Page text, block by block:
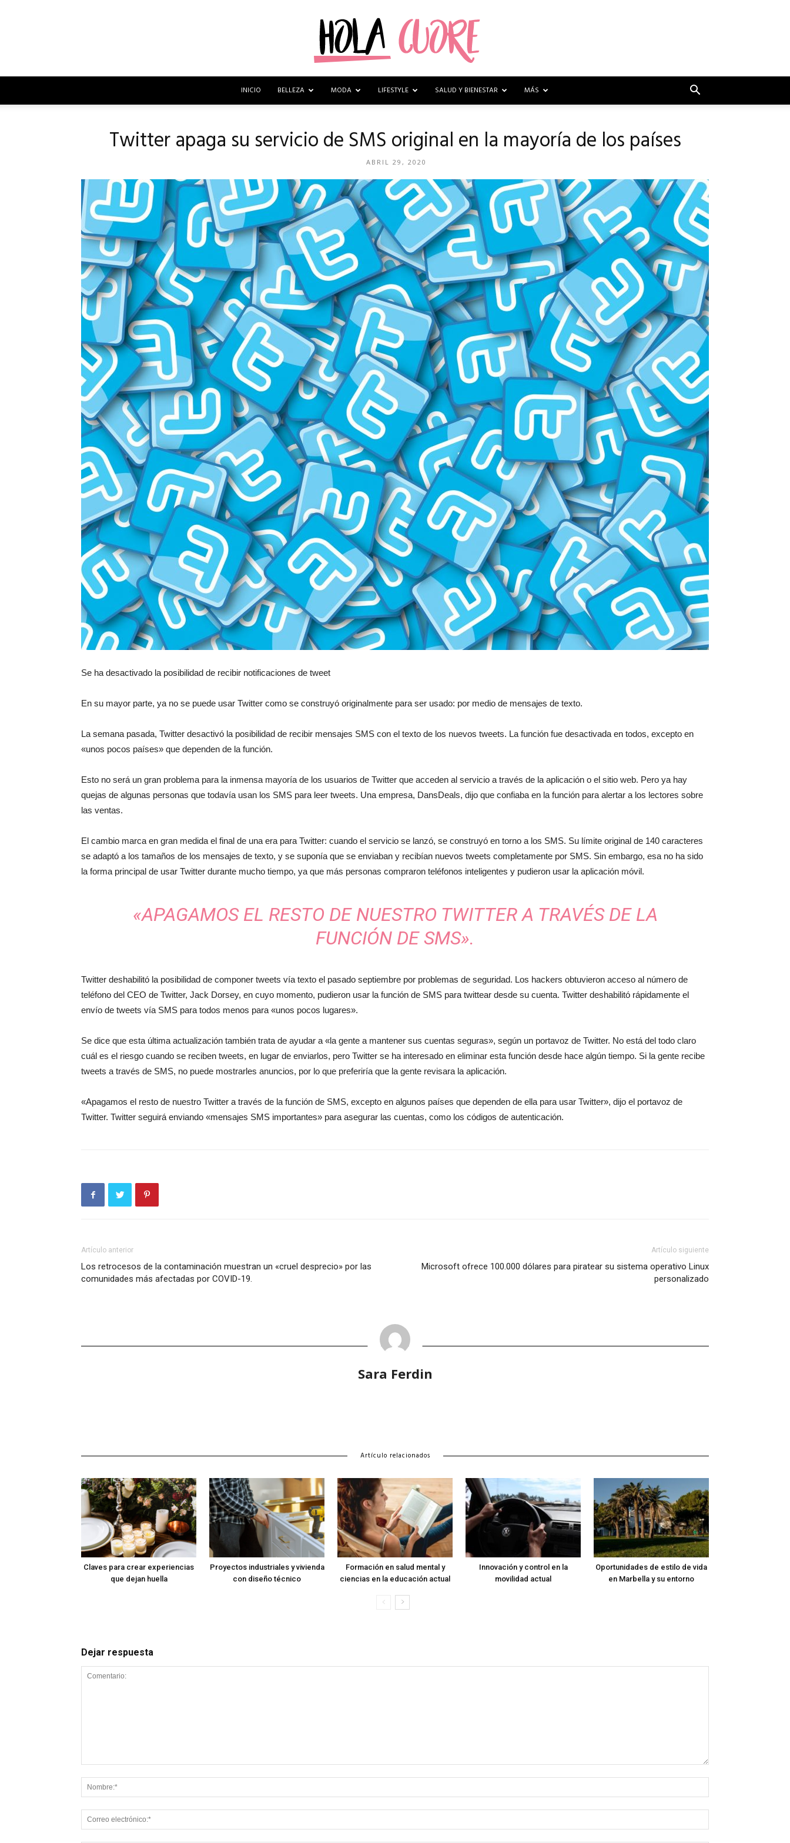
Hola
Cuore
–
La
revista
de
momento
INICIO BELLEZA MODA LIFESTYLE SALUD Y BIENESTAR MÁS
Twitter apaga su servicio de SMS original en la mayoría de los países
ABRIL 29, 2020
Se ha desactivado la posibilidad de recibir notificaciones de tweet
En su mayor parte, ya no se puede usar Twitter como se construyó originalmente para ser usado: por medio de mensajes de texto.
La semana pasada, Twitter desactivó la posibilidad de recibir mensajes SMS con el texto de los nuevos tweets. La función fue desactivada en todos, excepto en
«unos pocos países» que dependen de la función.
Esto no será un gran problema para la inmensa mayoría de los usuarios de Twitter que acceden al servicio a través de la aplicación o el sitio web. Pero ya hay
quejas de algunas personas que todavía usan los SMS para leer tweets. Una empresa, DansDeals, dijo que confiaba en la función para alertar a los lectores sobre
las ventas.
El cambio marca en gran medida el final de una era para Twitter: cuando el servicio se lanzó, se construyó en torno a los SMS. Su límite original de 140 caracteres
se adaptó a los tamaños de los mensajes de texto, y se suponía que se enviaban y recibían nuevos tweets completamente por SMS. Sin embargo, esa no ha sido
la forma principal de usar Twitter durante mucho tiempo, ya que más personas compraron teléfonos inteligentes y pudieron usar la aplicación móvil.
«APAGAMOS EL RESTO DE NUESTRO TWITTER A TRAVÉS DE LA
FUNCIÓN DE SMS».
Twitter deshabilitó la posibilidad de componer tweets vía texto el pasado septiembre por problemas de seguridad. Los hackers obtuvieron acceso al número de
teléfono del CEO de Twitter, Jack Dorsey, en cuyo momento, pudieron usar la función de SMS para twittear desde su cuenta. Twitter deshabilitó rápidamente el
envío de tweets vía SMS para todos menos para «unos pocos lugares».
Se dice que esta última actualización también trata de ayudar a «la gente a mantener sus cuentas seguras», según un portavoz de Twitter. No está del todo claro
cuál es el riesgo cuando se reciben tweets, en lugar de enviarlos, pero Twitter se ha interesado en eliminar esta función desde hace algún tiempo. Si la gente recibe
tweets a través de SMS, no puede mostrarles anuncios, por lo que preferiría que la gente revisara la aplicación.
«Apagamos el resto de nuestro Twitter a través de la función de SMS, excepto en algunos países que dependen de ella para usar Twitter», dijo el portavoz de
Twitter. Twitter seguirá enviando «mensajes SMS importantes» para asegurar las cuentas, como los códigos de autenticación.
Artículo anterior
Los retrocesos de la contaminación muestran un «cruel desprecio» por las
comunidades más afectadas por COVID-19.
Artículo siguiente
Microsoft ofrece 100.000 dólares para piratear su sistema operativo Linux
personalizado
Sara Ferdin
Artículo relacionados
Claves para crear experiencias
que dejan huella
Proyectos industriales y vivienda
con diseño técnico
Formación en salud mental y
ciencias en la educación actual
Innovación y control en la
movilidad actual
Oportunidades de estilo de vida
en Marbella y su entorno
Dejar respuesta